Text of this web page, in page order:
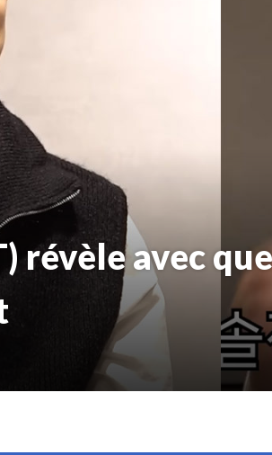
révèle avec